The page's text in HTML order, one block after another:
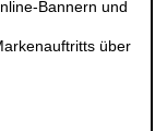
Bannern und
über